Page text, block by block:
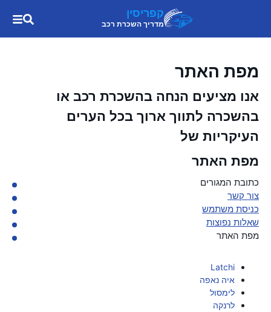
קפריסין
מדריך השכרת רכב
מפת האתר
אנו מציעים הנחה בהשכרת רכב או
בהשכרה לתווך ארוך בכל הערים
העיקריות של
מפת האתר
כתובת המגורים
צור קשר
כניסת משתמש
שאלות נפוצות
מפת האתר
Latchi
איה נאפה
לימסול
לרנקה